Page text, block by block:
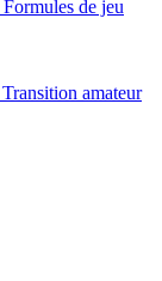
Formules de jeu
Transition amateur